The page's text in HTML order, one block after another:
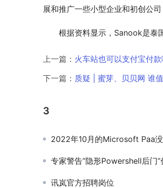
展和推广一些小型企业和初创公
根据资料显示，Sanook是泰
上一篇： 火车站也可以支付宝付
下一篇： 质疑 | 蜜芽、贝贝网 谁
3
2022年10月的Microsoft Paa
专家警告”隐形Powershell后门
讯岚官方招聘岗位